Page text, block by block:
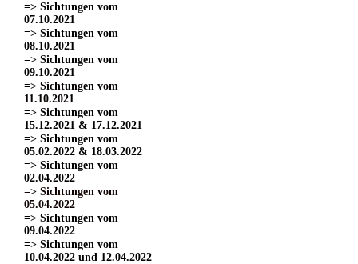
=> Sichtungen vom
07.10.2021
=> Sichtungen vom
08.10.2021
=> Sichtungen vom
09.10.2021
=> Sichtungen vom
11.10.2021
=> Sichtungen vom
15.12.2021 & 17.12.2021
=> Sichtungen vom
05.02.2022 & 18.03.2022
=> Sichtungen vom
02.04.2022
=> Sichtungen vom
05.04.2022
=> Sichtungen vom
09.04.2022
=> Sichtungen vom
10.04.2022 und 12.04.2022